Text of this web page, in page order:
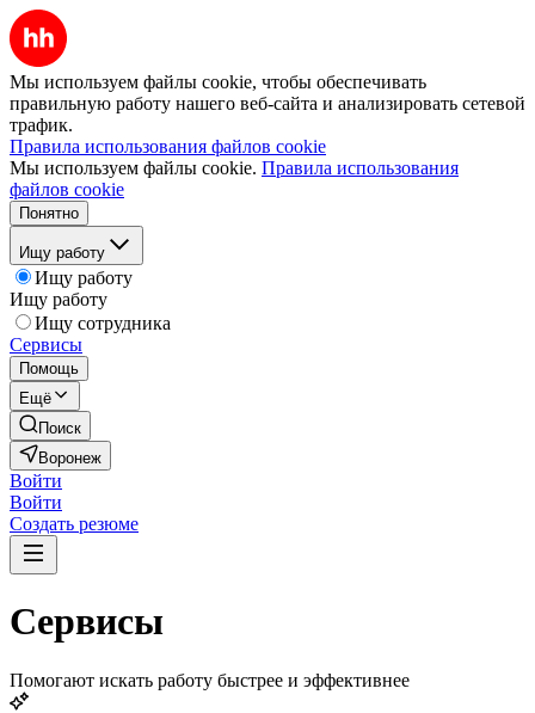
Мы используем файлы cookie, чтобы обеспечивать
правильную работу нашего веб-сайта и анализировать сетевой
трафик.
Правила использования файлов cookie
Мы используем файлы cookie. Правила использования
файлов cookie
Понятно
Ищу работу
Ищу работу
Ищу работу
Ищу сотрудника
Сервисы
Помощь
Ещё
Поиск
Воронеж
Войти
Войти
Создать резюме
Сервисы
Помогают искать работу быстрее и эффективнее